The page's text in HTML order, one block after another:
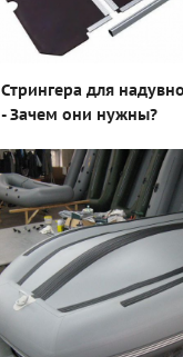
Стрингера для
- Зачем они нужны?